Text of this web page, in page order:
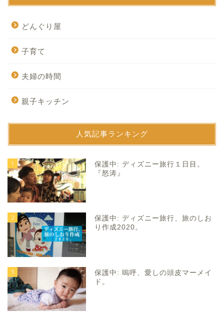
どんぐり屋
子育て
夫婦の時間
親子キッチン
人気記事ランキング
1
保護中: ディズニー旅行１日目。
『怒涛』
2
保護中: ディズニー旅行、旅のしお
り作成2020。
3
保護中: 嗚呼、愛しの頭皮マーメイ
ド。